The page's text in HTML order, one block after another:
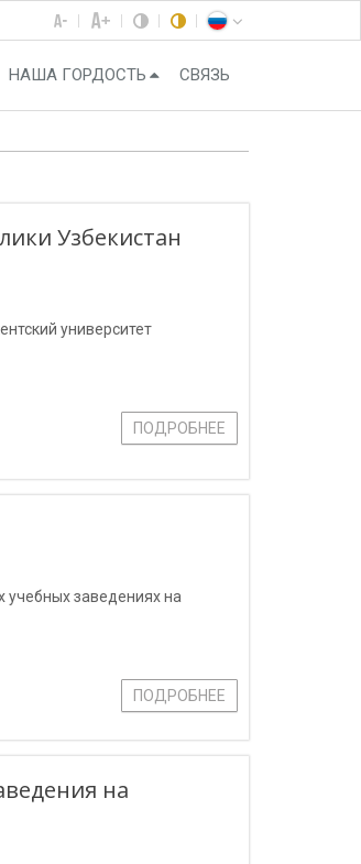
НАША ГОРДОСТЬ СВЯЗЬ
Узбекистан
университет
ПОДРОБНЕЕ
учебных заведениях на
ПОДРОБНЕЕ
на